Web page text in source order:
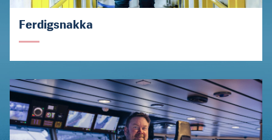
Ferdigsnakka